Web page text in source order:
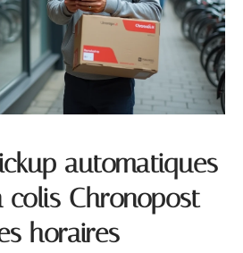
automatiques
colis Chronopost
horaires